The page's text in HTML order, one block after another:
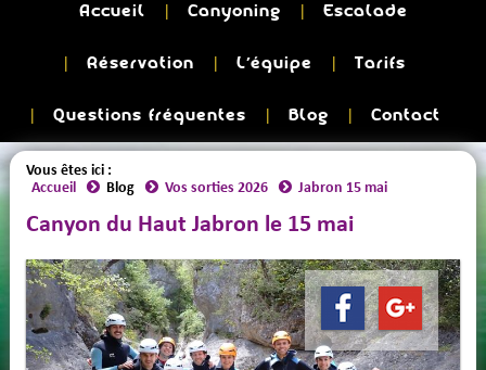
Accueil Canyoning Escalade
Réservation L'équipe Tarifs
Questions fréquentes Blog Contact
Vous êtes ici :
Accueil
Blog Vos sorties 2026 Jabron 15 mai
Canyon du Haut Jabron le 15 mai